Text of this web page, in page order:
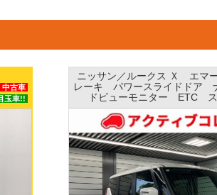
中古車
ニッサン／ルークス Ｘ エマー
ーキ パワースライドドア ナ
ター AAC